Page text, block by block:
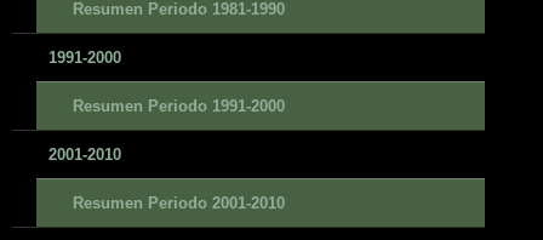
Resumen Periodo 1981-1990
1991-2000
Resumen Periodo 1991-2000
2001-2010
Resumen Periodo 2001-2010